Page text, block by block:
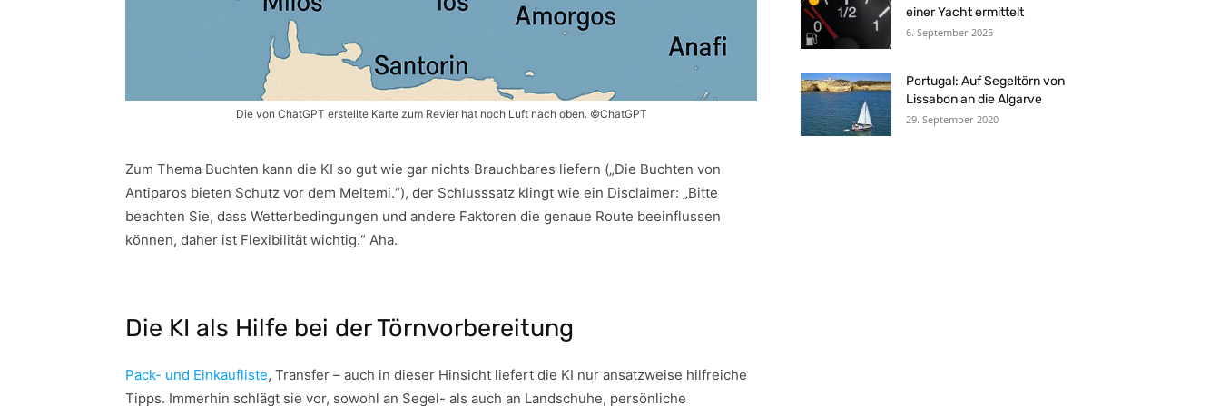
Die von ChatGPT erstellte Karte zum Revier hat noch Luft nach oben. ©ChatGPT
Zum Thema Buchten kann die KI so gut wie gar nichts Brauchbares liefern („Die Buchten von
Antiparos bieten Schutz vor dem Meltemi.“), der Schlusssatz klingt wie ein Disclaimer: „Bitte
beachten Sie, dass Wetterbedingungen und andere Faktoren die genaue Route beeinflussen
können, daher ist Flexibilität wichtig.“ Aha.
Die KI als Hilfe bei der Törnvorbereitung
Pack- und Einkaufliste, Transfer – auch in dieser Hinsicht liefert die KI nur ansatzweise hilfreiche
Tipps. Immerhin schlägt sie vor, sowohl an Segel- als auch an Landschuhe, persönliche
einer Yacht ermittelt
6. September 2025
Portugal: Auf Segeltörn von
Lissabon an die Algarve
29. September 2020